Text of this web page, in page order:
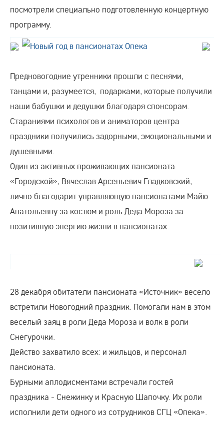
посмотрели специально подготовленную концертную
программу.
Предновогодние утренники прошли с песнями,
танцами и, разумеется, подарками, которые получили
наши бабушки и дедушки благодаря спонсорам.
Стараниями психологов и аниматоров центра
праздники получились задорными, эмоциональными и
душевными.
Один из активных проживающих пансионата
«Городской», Вячеслав Арсеньевич Гладковский,
лично благодарит управляющую пансионатами Майю
Анатольевну за костюм и роль Деда Мороза за
позитивную энергию жизни в пансионатах.
28 декабря обитатели пансионата «Источник» весело
встретили Новогодний праздник. Помогали нам в этом
веселый заяц в роли Деда Мороза и волк в роли
Снегурочки.
Действо захватило всех: и жильцов, и персонал
пансионата.
Бурными аплодисментами встречали гостей
праздника - Снежинку и Красную Шапочку. Их роли
исполнили дети одного из сотрудников СГЦ «Опека».